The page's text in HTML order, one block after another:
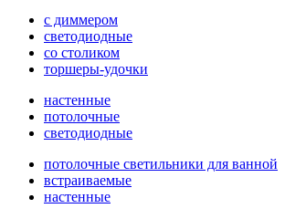
с диммером
светодиодные
со столиком
торшеры-удочки
настенные
потолочные
светодиодные
потолочные светильники для ванной
встраиваемые
настенные